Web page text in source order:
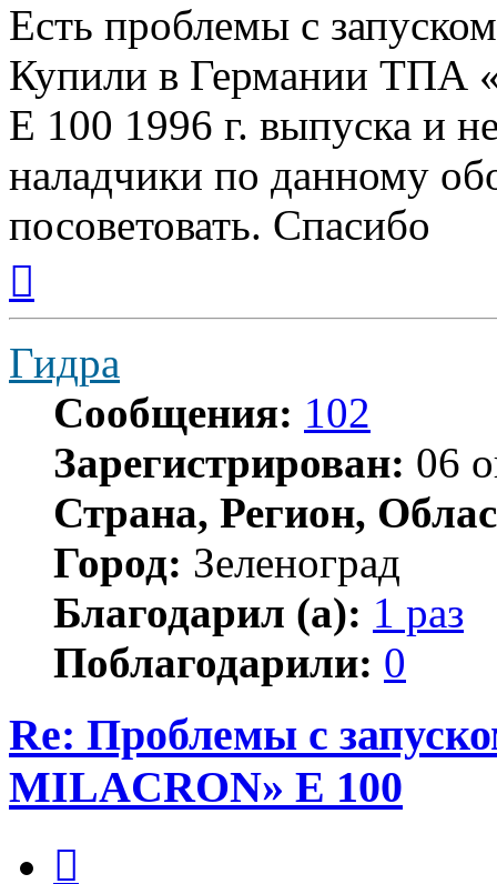
Есть проблемы с
Купили в Германии ТПА
E 100 1996 г. выпуска и
наладчики по данному
посоветовать. Спасибо
началу
Гидра
Сообщения: 102
Зарегистрирован: 06
Страна, Регион,
Город: Зеленоград
Благодарил (а): 1 раз
Поблагодарили: 0
Re: Проблемы с
MILACRON» E 100